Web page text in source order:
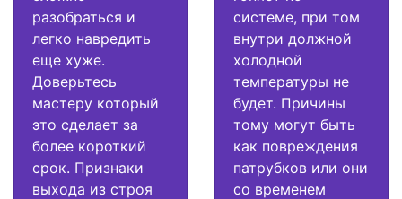
разобраться и
легко навредить
еще хуже.
Доверьтесь
мастеру который
это сделает за
более короткий
срок. Признаки
выхода из строя
системе, при том
внутри должной
холодной
температуры не
будет. Причины
тому могут быть
как повреждения
патрубков или они
со временем